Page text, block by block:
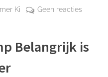
e
h
Ki Geen reactiesop
voor
Belangrijk is